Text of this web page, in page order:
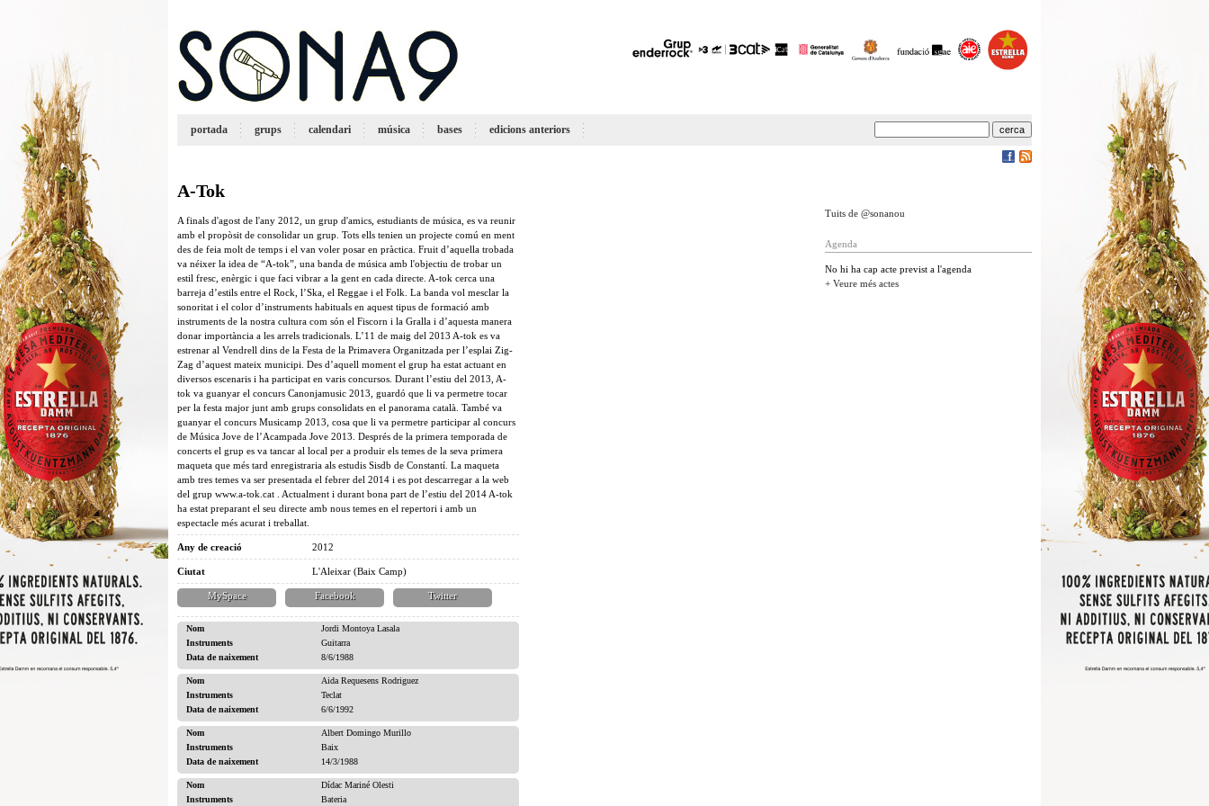
portada grups calendari música bases edicions anteriors
A-Tok
A finals d'agost de l'any 2012, un grup d'amics, estudiants de música, es va reunir
amb el propòsit de consolidar un grup. Tots ells tenien un projecte comú en ment
des de feia molt de temps i el van voler posar en pràctica. Fruit d’aquella trobada
va néixer la idea de “A-tok”, una banda de música amb l'objectiu de trobar un
estil fresc, enèrgic i que faci vibrar a la gent en cada directe. A-tok cerca una
barreja d’estils entre el Rock, l’Ska, el Reggae i el Folk. La banda vol mesclar la
sonoritat i el color d’instruments habituals en aquest tipus de formació amb
instruments de la nostra cultura com són el Fiscorn i la Gralla i d’aquesta manera
donar importància a les arrels tradicionals. L’11 de maig del 2013 A-tok es va
estrenar al Vendrell dins de la Festa de la Primavera Organitzada per l’esplai Zig-
Zag d’aquest mateix municipi. Des d’aquell moment el grup ha estat actuant en
diversos escenaris i ha participat en varis concursos. Durant l’estiu del 2013, A-
tok va guanyar el concurs Canonjamusic 2013, guardó que li va permetre tocar
per la festa major junt amb grups consolidats en el panorama català. També va
guanyar el concurs Musicamp 2013, cosa que li va permetre participar al concurs
de Música Jove de l’Acampada Jove 2013. Després de la primera temporada de
concerts el grup es va tancar al local per a produir els temes de la seva primera
maqueta que més tard enregistraria als estudis Sisdb de Constantí. La maqueta
amb tres temes va ser presentada el febrer del 2014 i es pot descarregar a la web
del grup www.a-tok.cat . Actualment i durant bona part de l’estiu del 2014 A-tok
ha estat preparant el seu directe amb nous temes en el repertori i amb un
espectacle més acurat i treballat.
Any de creació 2012
Ciutat L'Aleixar (Baix Camp)
MySpace Facebook Twitter
Nom
Jordi Montoya Lasala
Instruments
Guitarra
Data de naixement
8/6/1988
Nom
Aida Requesens Rodriguez
Instruments
Teclat
Data de naixement
6/6/1992
Nom
Albert Domingo Murillo
Instruments
Baix
Data de naixement
14/3/1988
Nom
Dídac Mariné Olesti
Instruments
Bateria
Tuits de @sonanou
Agenda
No hi ha cap acte previst a l'agenda
+ Veure més actes